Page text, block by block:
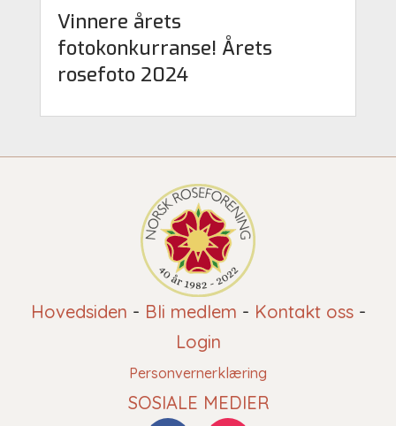
Vinnere årets
fotokonkurranse! Årets
rosefoto 2024
Hovedsiden - Bli medlem - Kontakt oss-
Login
Personvernerklæring
SOSIALE MEDIER